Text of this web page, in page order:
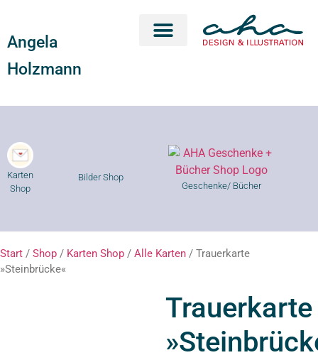
Angela
Holzmann
Karten
Shop
Bilder Shop
Geschenke/ Bücher
Start / Shop / Karten Shop / Alle Karten / Trauerkarte
»Steinbrücke«
Trauerkarte